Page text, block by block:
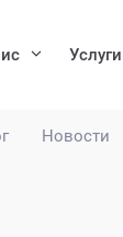
Новости
Услуги